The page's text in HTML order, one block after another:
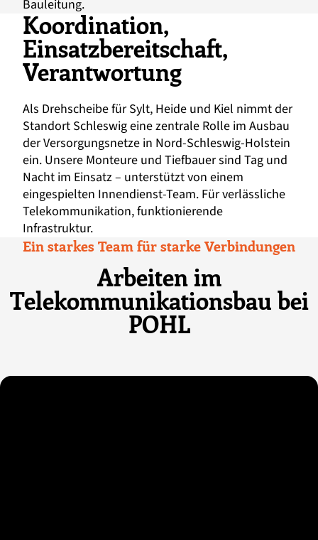
Bauleitung.
Koordination,
Einsatzbereitschaft,
Verantwortung
Als Drehscheibe für Sylt, Heide und Kiel nimmt der
Standort Schleswig eine zentrale Rolle im Ausbau
der Versorgungsnetze in Nord-Schleswig-Holstein
ein. Unsere Monteure und Tiefbauer sind Tag und
Nacht im Einsatz – unterstützt von einem
eingespielten Innendienst-Team. Für verlässliche
Telekommunikation, funktionierende
Infrastruktur.
Ein starkes Team für starke Verbindungen
Arbeiten im
Telekommunikationsbau bei
POHL